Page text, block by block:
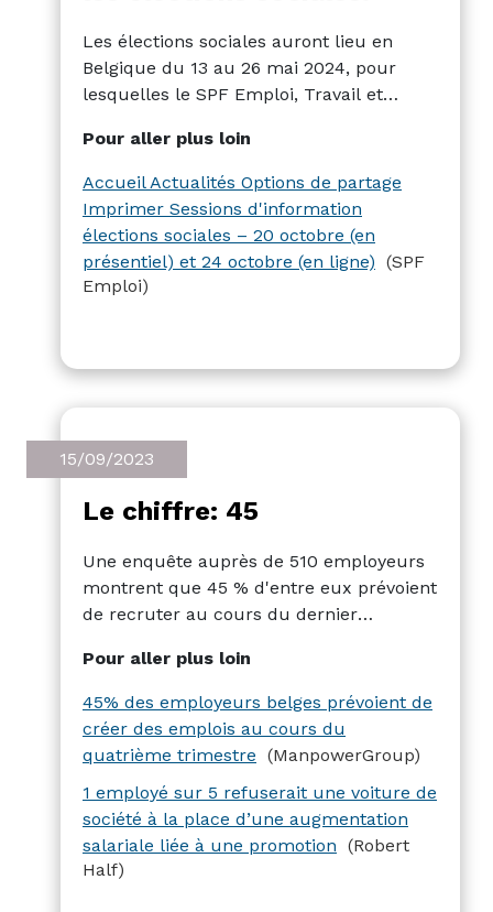
Les élections sociales auront lieu en
Belgique du 13 au 26 mai 2024, pour
lesquelles le SPF Emploi, Travail et
sessions d'information le 20 octobre à
Bruxelles et le 23 octobre en ligne. Les
sessions expliqueront la procédure
légale pour l'organisation des élections
sociales, avec une attention particulière
sur les changements dans la législation
Pour aller plus loin
Accueil Actualités Options de partage
Imprimer Sessions d'information
élections sociales – 20 octobre (en
présentiel) et 24 octobre (en ligne) (SPF
Emploi)
15/09/2023
Le chiffre: 45
Une enquête auprès de 510 employeurs
montrent que 45 % d'entre eux prévoient
de recruter au cours du dernier
souhaitent réduire leurs effectifs et 38 %
ne s'attendent pas à des changements.
La "Prévision Nette d'Emploi" atteint ainsi
la valeur optimiste de 31 %, la plus
2 % à celle du quatrième trimestre de
2022.
Pour aller plus loin
45% des employeurs belges prévoient de
créer des emplois au cours du
quatrième trimestre (ManpowerGroup)
1 employé sur 5 refuserait une voiture de
société à la place d’une augmentation
salariale liée à une promotion (Robert
Half)